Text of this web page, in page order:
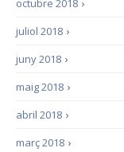
›
octubre 2018
›
juliol 2018
›
juny 2018
›
maig 2018
›
abril 2018
›
març 2018